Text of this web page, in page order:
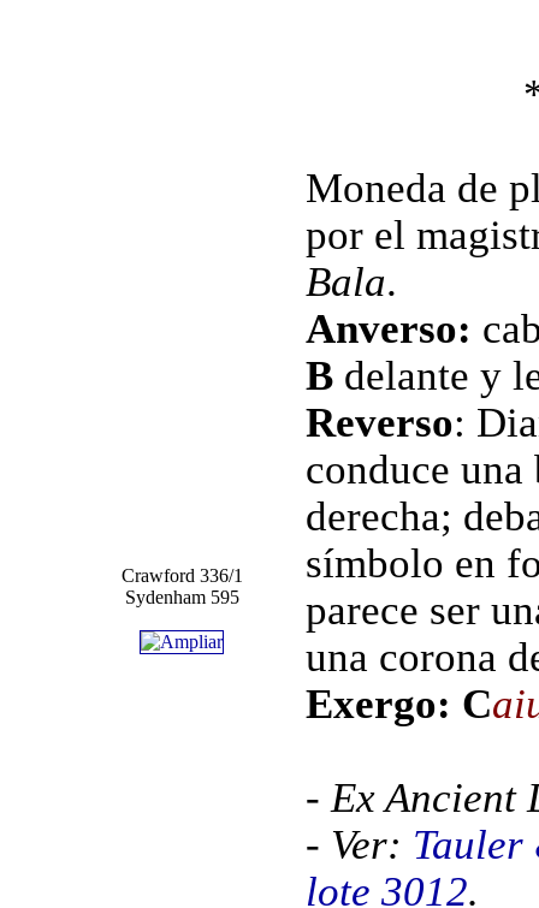
Crawford 336/1
Sydenham 595
Moneda de
por el
Bala.
Anverso:
Bdelante y
Reverso:
conduce
derecha;
símbolo en
parece ser
una corona
Exergo: C
- Ex Ancient
- Ver: Tauler
lote 3012.